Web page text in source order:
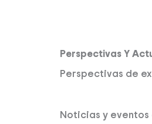
Perspectivas Y
Perspectivas de
Noticias y eventos